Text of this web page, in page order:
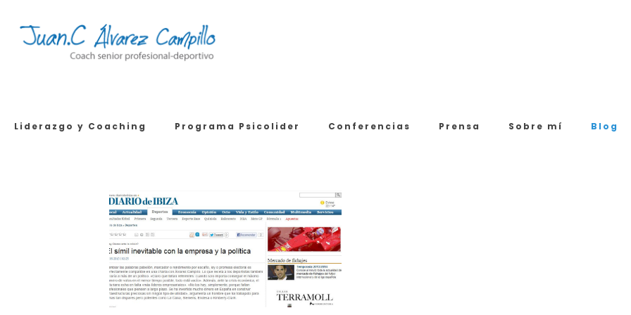
Liderazgo y Coaching Programa Psicolider Conferencias Prensa Sobre mí Blog